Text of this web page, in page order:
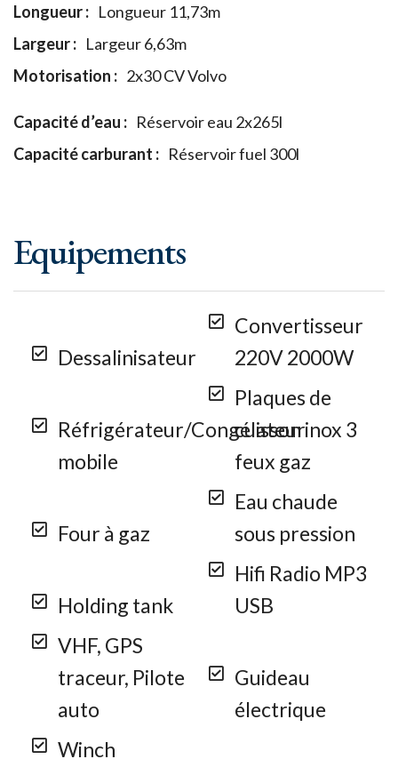
Longueur : Longueur 11,73m
Largeur : Largeur 6,63m
Motorisation : 2x30 CV Volvo
Capacité d’eau : Réservoir eau 2x265l
Capacité carburant : Réservoir fuel 300l
Equipements
Dessalinisateur
Convertisseur
220V 2000W
Réfrigérateur/Congélateur
mobile
Plaques de
cuisson inox 3
feux gaz
Four à gaz
Eau chaude
sous pression
Holding tank
Hifi Radio MP3
USB
VHF, GPS
traceur, Pilote
auto
Guideau
électrique
Winch